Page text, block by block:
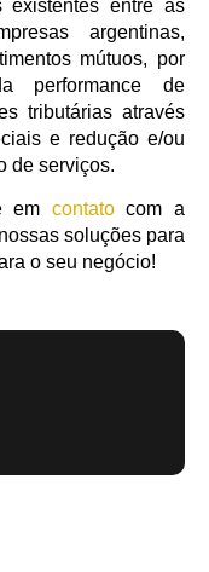
existentes entre as
argentinas,
mútuos, por
performance de
tributárias através
e redução e/ou
de serviços.
em contatocom a
soluções para
o seu negócio!